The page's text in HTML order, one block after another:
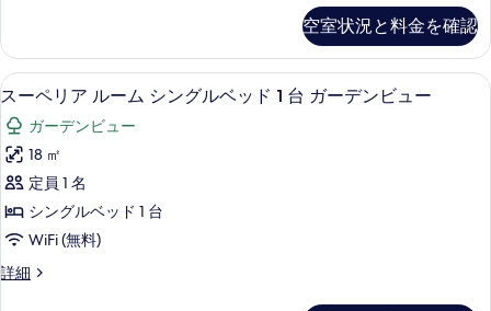
て
の
写
真
を
表
示
る
詳
細
ー
ム
の
す
べ
て
の
写
真
ス
ツ
イ
ル
ー
の
詳
細
空室状況と料金を確認
ス
ー
ペ
リ
ア
ル
ー
ム
1 室のベッドルーム、高級寝具、羽
5
スーペリア ルーム シングルベッド 1 台 ガーデンビュー
ガーデンビュー
18 ㎡
定員 1 名
シングルベッド 1 台
WiFi (無料)
詳細
ス